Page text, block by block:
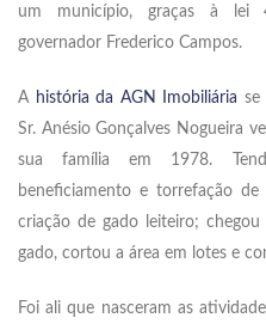
um município, graças à lei
governador Frederico Campos.
A história da AGN Imobiliária se
Sr. Anésio Gonçalves Nogueira
sua família em 1978.
beneficiamento e torrefação
criação de gado leiteiro;
gado, cortou a área em lotes e
Foi ali que nasceram as